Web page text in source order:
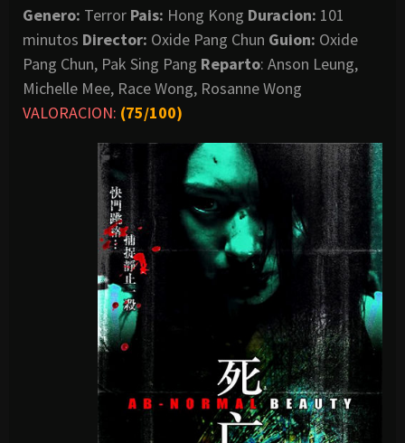
Genero: Terror Pais: Hong Kong Duracion: 101
minutos Director: Oxide Pang Chun Guion: Oxide
Pang Chun, Pak Sing Pang Reparto: Anson Leung,
Michelle Mee, Race Wong, Rosanne Wong
VALORACION: (75/100)